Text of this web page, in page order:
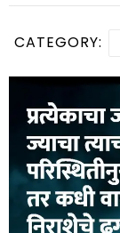
CATEGORY: